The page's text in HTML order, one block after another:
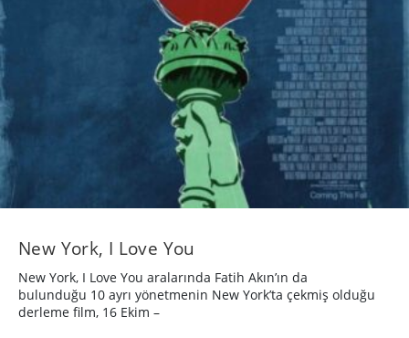
New York, I Love You
New York, I Love You aralarında Fatih Akın’ın da
bulunduğu 10 ayrı yönetmenin New York’ta çekmiş olduğu
derleme film, 16 Ekim –